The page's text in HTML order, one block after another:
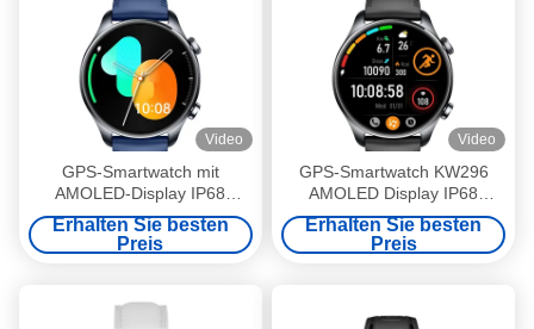
Video
GPS-Smartwatch mit
AMOLED-Display IP68
wasserdichtes Fitness-
Tracker
Erhalten Sie besten
Preis
Video
GPS-Smartwatch KW296
AMOLED Display IP68
Wasserdichtes Fitness-
Tracker
Erhalten Sie besten
Preis